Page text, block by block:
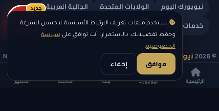
الرئيسية نيويورك بحث القائمة المظهر
نستخدم ملفات تعريف الارتباط الأساسية لتحسين السرعة
وحفظ تفضيلاتك. بالاستمرار، أنت توافق على سياسة
الخصوصية.
موافق إخفاء
نيويورك اليوم الولايات المتحدة
الجالية العربية
خدمات تهمك
© 2026 نيويورك نيوز
— جميع الحقوق محفوظة — NEW YORK NEWS
IN ARABIC LLC — رقم التسجيل 0451351808
ريلز
جديد